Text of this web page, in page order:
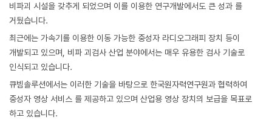
비파괴 시설을 갖추게 되었으며 이를 이용한 연구개발에서도 큰 성과 를
거뒀습니다.
최근에는 가속기를 이용한 이동 가능한 중성자 라디오그래피 장치 등이
개발되고 있으며, 비파 괴검사 산업 분야에서는 매우 유용한 검사 기술로
인식되고 있습니다.
큐빔솔루션에서는 이러한 기술을 바탕으로 한국원자력연구원과 협력하여
중성자 영상 서비스 를 제공하고 있으며 산업용 영상 장치의 보급을 목표로
하고 있습니다.